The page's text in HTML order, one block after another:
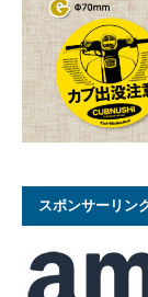
スポンサーリン